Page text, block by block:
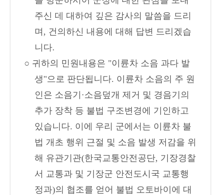
주신 데 대하여 깊은 감사의 말씀을 드리
며, 건의하신 내용에 대해 답변 드리겠습
니다.
○ 귀하의 민원내용은 "이륜차 소음 과다 발
생"으로 판단됩니다. 이륜차 소음의 주 원
인은 소음기·소음덮개 제거 및 경음기의
추가 장착 등 불법 구조변경에 기인하고
있습니다. 이에 우리 군에서는 이륜차 불
법 개초 행위 근절 및 소음 발생 저감을 위
해 유관기관(한국교통안전공단, 기장경찰
서 교통과 및 기장군 안전도시국 교통행
정과)의 협조를 얻어 불법 오토바이에 대